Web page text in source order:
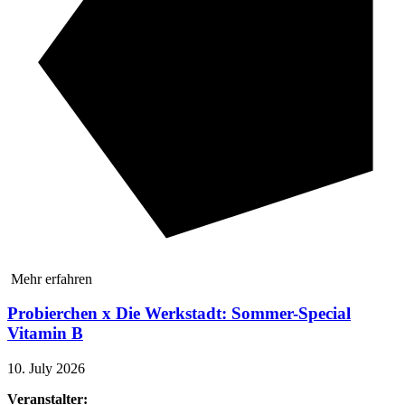
Mehr erfahren
Probierchen x Die Werkstadt: Sommer-Special
Vitamin B
10. July 2026
Veranstalter: